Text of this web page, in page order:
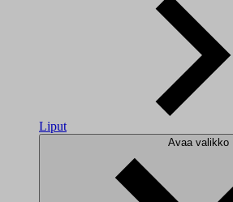
Liput
Avaa valikko